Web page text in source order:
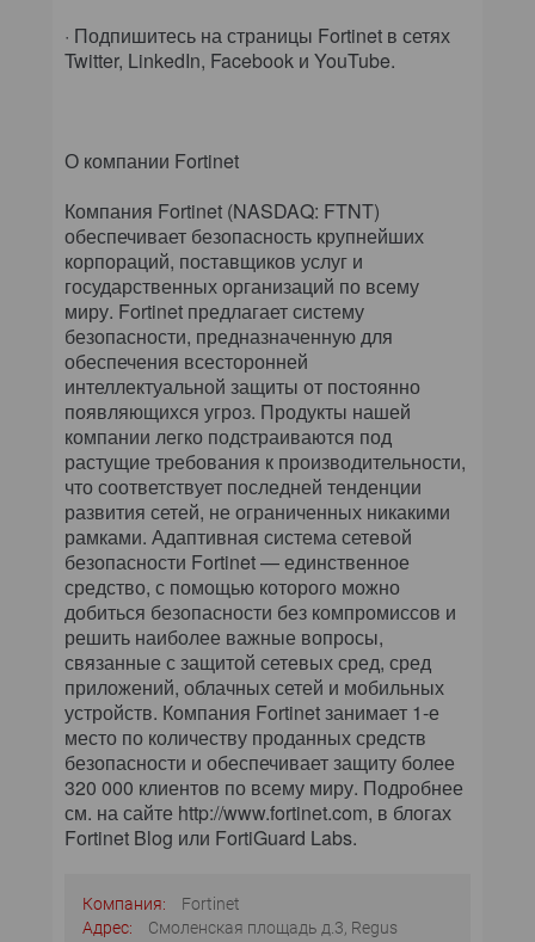
· Подпишитесь на страницы Fortinet в сетях
Twitter, LinkedIn, Facebook и YouTube.
О компании Fortinet
Компания Fortinet (NASDAQ: FTNT)
обеспечивает безопасность крупнейших
корпораций, поставщиков услуг и
государственных организаций по всему
миру. Fortinet предлагает систему
безопасности, предназначенную для
обеспечения всесторонней
интеллектуальной защиты от постоянно
появляющихся угроз. Продукты нашей
компании легко подстраиваются под
растущие требования к производительности,
что соответствует последней тенденции
развития сетей, не ограниченных никакими
рамками. Адаптивная система сетевой
безопасности Fortinet — единственное
средство, с помощью которого можно
добиться безопасности без компромиссов и
решить наиболее важные вопросы,
связанные с защитой сетевых сред, сред
приложений, облачных сетей и мобильных
устройств. Компания Fortinet занимает 1-е
место по количеству проданных средств
безопасности и обеспечивает защиту более
320 000 клиентов по всему миру. Подробнее
см. на сайте http://www.fortinet.com, в блогах
Fortinet Blog или FortiGuard Labs.
Компания:
Fortinet
Адрес:
Смоленская площадь д.3, Regus